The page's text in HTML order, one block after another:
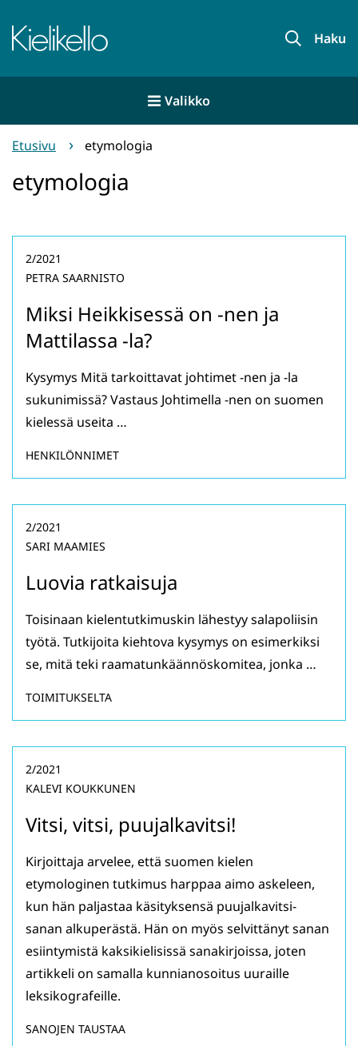
sisältöön
Etusivu Haku
Valikko
Etusivu etymologia
etymologia
Miksi Heikkisessä on -nen ja
Mattilassa -la?
2/2021
PETRA SAARNISTO
Kysymys Mitä tarkoittavat johtimet -nen ja -la
sukunimissä? Vastaus Johtimella -nen on suomen
kielessä useita …
HENKILÖNNIMET
Luovia ratkaisuja
2/2021
SARI MAAMIES
Toisinaan kielentutkimuskin lähestyy salapoliisin
työtä. Tutkijoita kiehtova kysymys on esimerkiksi
se, mitä teki raamatunkäännöskomitea, jonka …
TOIMITUKSELTA
Vitsi, vitsi, puujalkavitsi!
2/2021
KALEVI KOUKKUNEN
Kirjoittaja arvelee, että suomen kielen
etymologinen tutkimus harppaa aimo askeleen,
kun hän paljastaa käsityksensä puujalkavitsi-
sanan alkuperästä. Hän on myös selvittänyt sanan
esiintymistä kaksikielisissä sanakirjoissa, joten
artikkeli on samalla kunnianosoitus uuraille
leksikografeille.
SANOJEN TAUSTAA